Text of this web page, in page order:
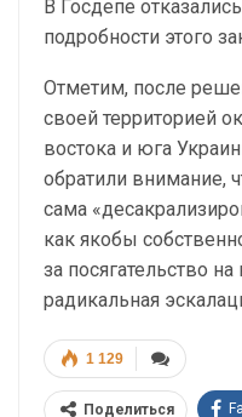
В Госдепе
подробности этого
Отметим, после
своей территорией
востока и юга
обратили внимание,
сама
как якобы
за посягательство
радикальная
1 129
Поделиться